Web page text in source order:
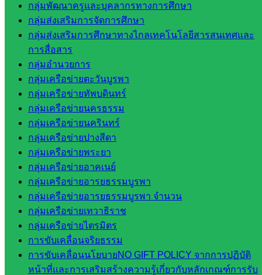
กลุ่มพัฒนาครูและบุคลากรทางการศึกษา
กลุ่มส่งเสริมการจัดการศึกษา
กลุ่มส่งเสริมการศึกษาทางไกลเทคโนโลยีสารสนเทศและ
การสื่อสาร
กลุ่มอำนวยการ
กลุ่มเครือข่ายตะวันบูรพา
กลุ่มเครือข่ายทัพบดินทร์
กลุ่มเครือข่ายนครธรรม
กลุ่มเครือข่ายนครินทร์
กลุ่มเครือข่ายปางสีดา
กลุ่มเครือข่ายพระยา
กลุ่มเครือข่ายอาคเนย์
กลุ่มเครือข่ายอารยธรรมบูรพา
กลุ่มเครือข่ายอารยธรรมบูรพา จำนวน
กลุ่มเครือข่ายเทวาธิราช
กลุ่มเครือข่ายไตรมิตร
การขับเคลื่อนจริยธรรม
การขับเคลื่อนนโยบายNO GIFT POLICY จากการปฏิบัติ
หน้าที่และการเสริมสร้างความรู้เกี่ยวกับหลักเกณฑ์การรับ
เว็บไซต์
หลักสูตร
ต้าน
ทุจริต
ห้อง
นิเทศ
ศน.นิพนธ์
พรมพิไล
ห้อง
นิเทศ
ศน.ชยา
ธิศ/
ศน.อัญชลี
ห้อง
นิเทศ
ดร.สราว
ดี เพ็งศรี
โคตร